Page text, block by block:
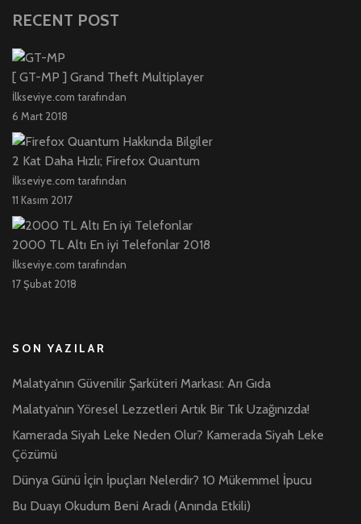
RECENT POST
[ GT-MP ] Grand Theft Multiplayer
İlkseviye.com tarafından
6 Mart 2018
2 Kat Daha Hızlı; Firefox Quantum
İlkseviye.com tarafından
11 Kasım 2017
2000 TL Altı En iyi Telefonlar 2018
İlkseviye.com tarafından
17 Şubat 2018
SON YAZILAR
Malatya’nın Güvenilir Şarküteri Markası: Arı Gıda
Malatya’nın Yöresel Lezzetleri Artık Bir Tık Uzağınızda!
Kamerada Siyah Leke Neden Olur? Kamerada Siyah Leke
Çözümü
Dünya Günü İçin İpuçları Nelerdir? 10 Mükemmel İpucu
Bu Duayı Okudum Beni Aradı (Anında Etkili)